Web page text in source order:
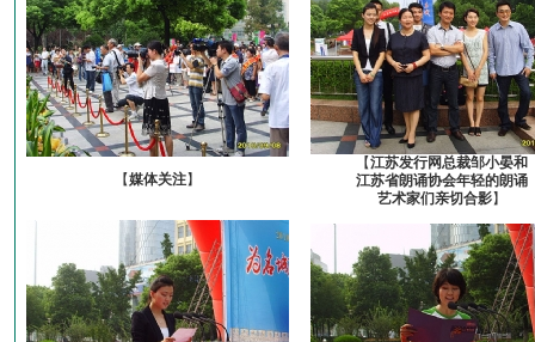
【媒体关注】
【江苏发行网总裁邹小晏和
江苏省朗诵协会年轻的朗诵
艺术家们亲切合影】